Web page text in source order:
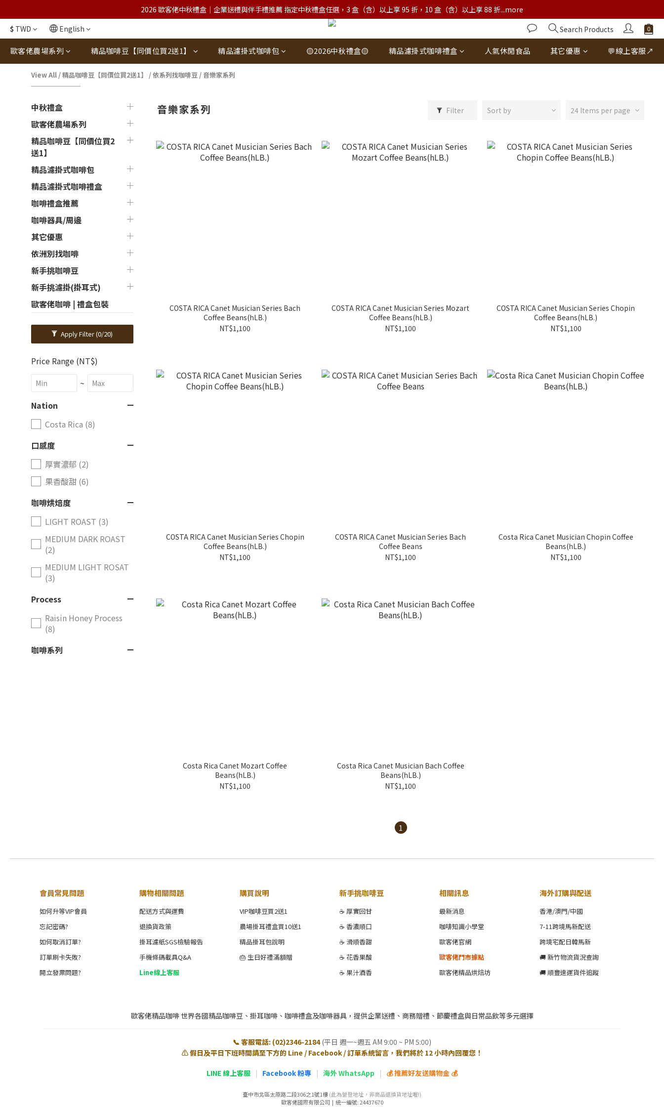
2026 歐客佬中秋禮盒｜企業送禮與伴手禮推薦 指定中秋禮盒任選，3 盒（含）以上享 95 折，10 盒（含）以上享 88 折...more
$ TWD English Search Products
歐客佬農場系列 精品咖啡豆【同價位買2送1】 精品濾掛式咖啡包 🟡2026中秋禮盒🟡 精品濾掛式咖啡禮盒 人氣休閒食品 其它優惠 💬線上客服↗
View All /精品咖啡豆【同價位買2送1】 /依系列找咖啡豆 / 音樂家系列
中秋禮盒
歐客佬農場系列
精品咖啡豆【同價位買2
送1】
精品濾掛式咖啡包
精品濾掛式咖啡禮盒
咖啡禮盒推薦
咖啡器具/周邊
其它優惠
依洲別找咖啡
新手挑咖啡豆
新手挑濾掛(掛耳式)
歐客佬咖啡 | 禮盒包裝
Apply Filter(0/20)
Price Range (NT$)
~
Nation
Costa Rica (8)
口感度
厚實濃郁 (2)
果香酸甜 (6)
咖啡烘焙度
LIGHT ROAST (3)
MEDIUM DARK ROAST
(2)
MEDIUM LIGHT ROSAT
(3)
Process
Raisin Honey Process
(8)
咖啡系列
Growing Region
Tarrazu (8)
Grade
Variety
音樂家系列 Filter Sort by 24 Items per page
COSTA RICA Canet Musician Series Bach
Coffee Beans(hLB.)
NT$1,100
COSTA RICA Canet Musician Series Mozart
Coffee Beans(hLB.)
NT$1,100
COSTA RICA Canet Musician Series Chopin
Coffee Beans(hLB.)
NT$1,100
COSTA RICA Canet Musician Series Chopin
Coffee Beans(hLB.)
NT$1,100
COSTA RICA Canet Musician Series Bach
Coffee Beans
NT$1,100
Costa Rica Canet Musician Chopin Coffee
Beans(hLB.)
NT$1,100
Costa Rica Canet Mozart Coffee
Beans(hLB.)
NT$1,100
Costa Rica Canet Musician Bach Coffee
Beans(hLB.)
NT$1,100
1
會員常見問題
如何升等VIP會員
忘記密碼?
如何取消訂單?
訂單刷卡失敗?
開立發票問題?
購物相關問題
配送方式與運費
退換貨政策
掛耳濾紙SGS檢驗報告
手機條碼載具Q&A
Line線上客服
購買說明
VIP咖啡豆買2送1
農場掛耳禮盒買10送1
精品掛耳包說明
🎂 生日好禮滿額贈
新手挑咖啡豆
☕ 厚實回甘
☕ 香濃順口
☕ 滑順香甜
☕ 花香果酸
☕ 果汁酒香
相關訊息
最新消息
咖啡知識小學堂
歐客佬官網
歐客佬門市據點
歐客佬精品烘焙坊
海外訂購與配送
香港/澳門/中國
7-11跨境馬新配送
跨境宅配日韓馬新
🚚 新竹物流貨況查詢
🚚 順豐速運貨件追蹤
歐客佬精品咖啡 世界各國精品咖啡豆、掛耳咖啡、咖啡禮盒及咖啡器具，提供企業送禮、商務贈禮、節慶禮盒與日常品飲等多元選擇
📞 客服電話: (02)2346-2184 (平日 週一~週五 AM 9:00 ~ PM 5:00)
⚠️ 假日及平日下班時間請至下方的 Line / Facebook / 訂單系統留言，我們將於 12 小時內回覆您！
LINE 線上客服 | Facebook 粉專 | 海外 WhatsApp | 💰 推薦好友送購物金 💰
臺中市北區太原路二段306之1號1樓(此為營登地址，非商品退換貨地址喔!)
歐客佬國際有限公司 | 統一編號: 24437670